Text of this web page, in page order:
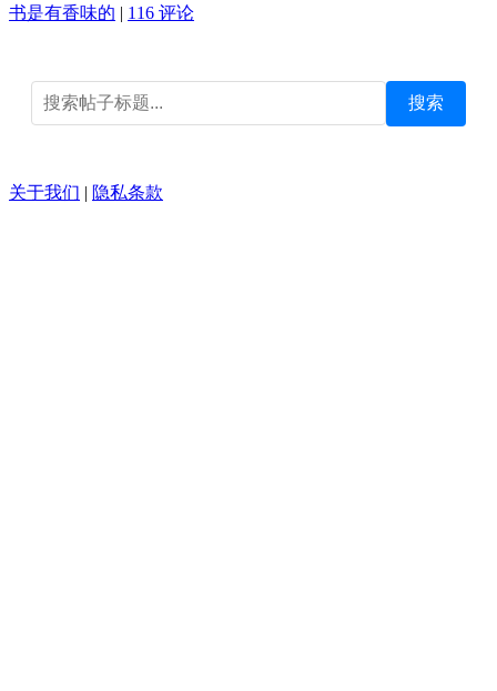
书是有香味的 | 116 评论
搜索
关于我们 | 隐私条款